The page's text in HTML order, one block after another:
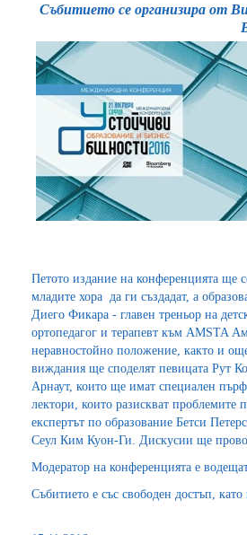
Събитието се организира от
Петото издание на конференцията ще
младите хора да ги създадат, а
Диего Фикара - главен треньор на
ортопедагог и терапевт към AMSTA
неравностойно положение, както и
виждания ще споделят певицата Рут
Арнаут, които ще имат специален
лектори, които разискват
експертът по образование Бетси
Сеул Ким Куон-Ги. Дискусии ще
Модератор на конференцията е
Събитието е със свободен достъп,